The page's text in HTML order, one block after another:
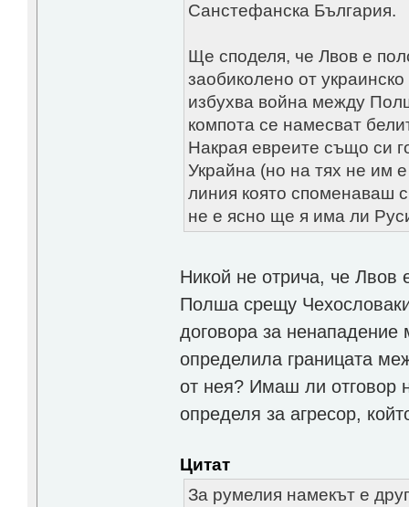
Санстефанска България.
Ще споделя, че Лвов е
заобиколено от
избухва война между
компота се намесват
Накрая евреите също си
Украйна (но на тях не им
линия която споменаваш
не е ясно ще я има ли
Никой не отрича, че Лвов
Полша срещу
договора за
определила границата
от нея? Имаш ли отговор
определя за агресор,
Цитат
За румелия намекът е